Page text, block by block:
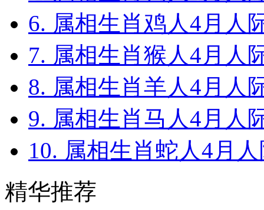
6. 属相生肖鸡人4月人
7. 属相生肖猴人4月人
8. 属相生肖羊人4月人
9. 属相生肖马人4月人
10. 属相生肖蛇人4月
精华推荐